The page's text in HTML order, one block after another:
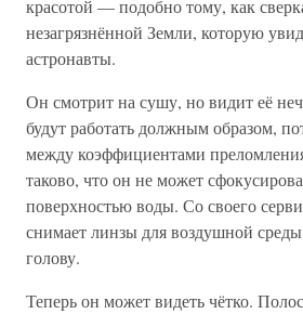
красотой — подобно тому, как
незагрязнённой Земли, которую
астронавты.
Он смотрит на сушу, но видит её
будут работать должным образом,
между коэффициентами
таково, что он не может
поверхностью воды. Со своего
снимает линзы для воздушной
голову.
Теперь он может видеть чётко.